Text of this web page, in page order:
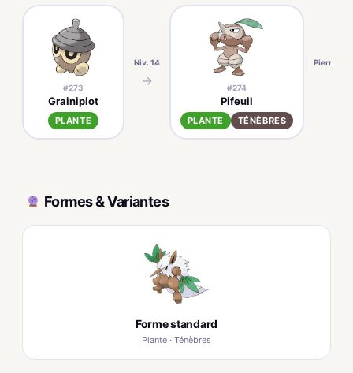
#273
Grainipiot
PLANTE
Niv. 14
→ #274
Pifeuil
PLANTE TÉNÈBRES
Formes & Variantes
Forme standard
Plante · Ténèbres